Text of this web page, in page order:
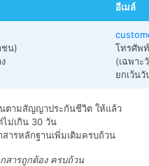
อีเมล์
ชน)
โทรศัพ
(เฉพาะ
ยกเว้น
ตามสัญญาประกันชีวิต ให้แล้ว
ไม่เกิน 30 วัน
ารหลักฐานเพิ่มเติมครบถ้วน
สารถูกต้อง ครบถ้วน